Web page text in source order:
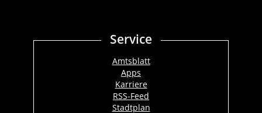
Service
Amtsblatt
Apps
Karriere
RSS-Feed
Stadtplan